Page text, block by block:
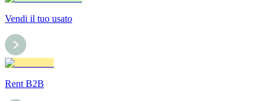
Vendi il tuo usato
Rent B2B